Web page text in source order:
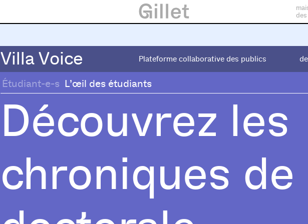
Villa Voice Plateforme collaborative des publics
Villa Voice Plateforme collaborative des publics
Étudiant-e-s L’œil des étudiants
Découvrez les
chroniques de